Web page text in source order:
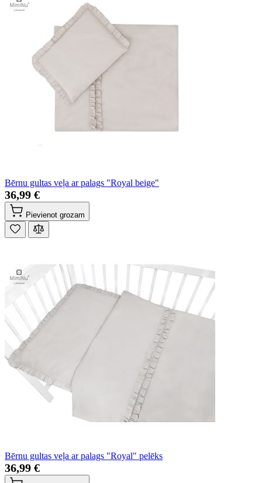
Bērnu gultas veļa ar palags "Royal beige"
36,99 €
Pievienot grozam
Bērnu gultas veļa ar palags "Royal" pelēks
36,99 €